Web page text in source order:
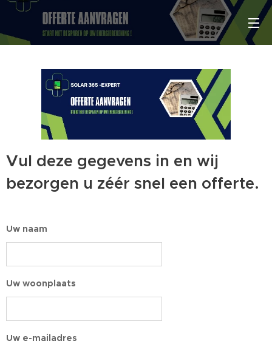
Vul deze gegevens in en wij
bezorgen u zéér snel een offerte.
Uw naam
Uw woonplaats
Uw e-mailadres